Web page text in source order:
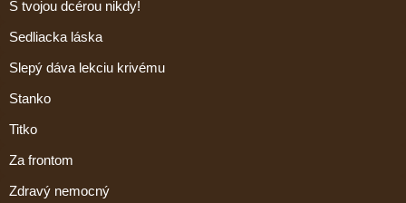
S tvojou dcérou nikdy!
Sedliacka láska
Slepý dáva lekciu krivému
Stanko
Titko
Za frontom
Zdravý nemocný